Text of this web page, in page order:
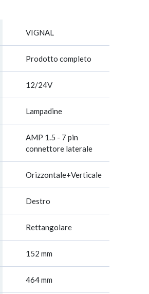
VIGNAL
Prodotto completo
12/24V
Lampadine
AMP 1.5 - 7 pin
connettore laterale
Orizzontale+Verticale
Destro
Rettangolare
152 mm
464 mm